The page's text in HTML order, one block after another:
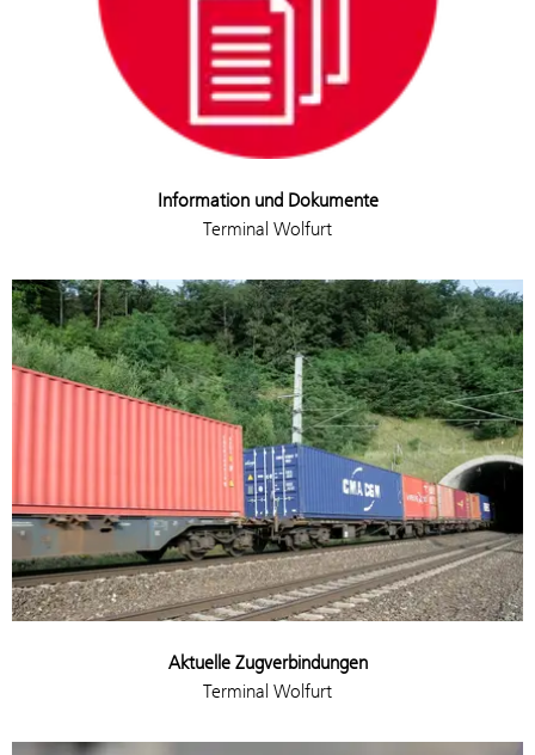
Information und Dokumente
Terminal Wolfurt
Aktuelle Zugverbindungen
Terminal Wolfurt